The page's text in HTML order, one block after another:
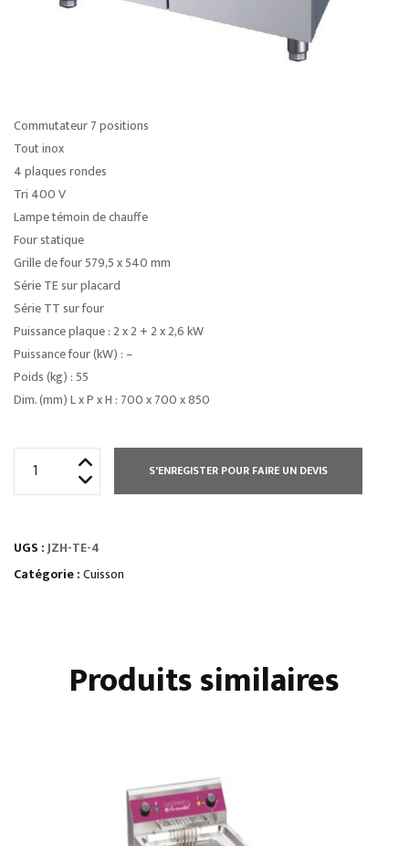
Commutateur 7 positions
Tout inox
4 plaques rondes
Tri 400 V
Lampe témoin de chauffe
Four statique
Grille de four 579,5 x 540 mm
Série TE sur placard
Série TT sur four
Puissance plaque : 2 x 2 + 2 x 2,6 kW
Puissance four (kW) : –
Poids (kg) : 55
Dim. (mm) L x P x H : 700 x 700 x 850
ARMOIRE
ET
S'ENREGISTER POUR FAIRE UN DEVIS
UGS :JZH-TE-4
Catégorie :Cuisson
Produits similaires